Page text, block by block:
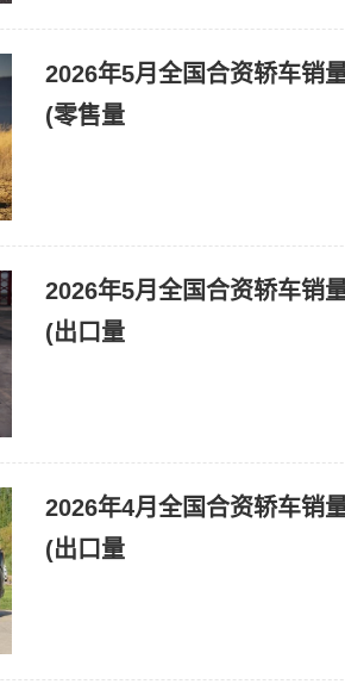
2026年5月全国合资轿车销
(零售量
2026年5月全国合资轿车销
(出口量
2026年4月全国合资轿车销
(出口量